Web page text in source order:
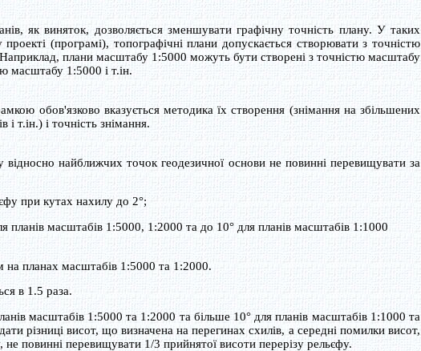
як виняток, дозволяється зменшувати графічну точність плану. У таких
(програмі), топографічні плани допускається створювати з точністю
плани масштабу 1:5000 можуть бути створені з точністю масштабу
масштабу 1:5000 і т.ін.
обов'язково вказується методика їх створення (знімання на збільшених
т.ін.) і точність знімання.
найближчих точок геодезичної основи не повинні перевищувати за
при кутах нахилу до 2°;
планів масштабів 1:5000, 1:2000 та до 10° для планів масштабів 1:1000
планах масштабів 1:5000 та 1:2000.
в 1.5 раза.
масштабів 1:5000 та 1:2000 та більше 10° для планів масштабів 1:1000 та
різниці висот, що визначена на перегинах схилів, а середні помилки висот,
не повинні перевищувати 1/3 прийнятої висоти перерізу рельєфу.